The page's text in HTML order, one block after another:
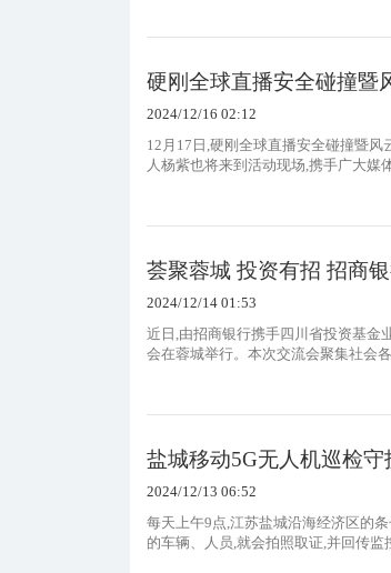
硬刚全球直播安全碰撞暨
2024/12/16 02:12
12月17日,硬刚全球直播安全碰撞暨
人杨紫也将来到活动现场,携手广大媒
荟聚蓉城 投资有招 招商
2024/12/14 01:53
近日,由招商银行携手四川省投资基
会在蓉城举行。本次交流会聚集社会
盐城移动5G无人机巡检守
2024/12/13 06:52
每天上午9点,江苏盐城沿海经济区的
的车辆、人员,就会拍照取证,并回传监